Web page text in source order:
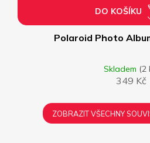
Polaroid Photo
Skladem (2
349 Kč
DO KOŠÍKU
ZOBRAZIT VŠECHNY